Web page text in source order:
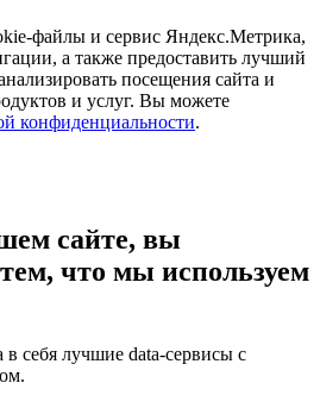
файлы и сервис Яндекс.Метрика,
а также предоставить лучший
посещения сайта и
и услуг. Вы можете
конфиденциальности.
сайте, вы
что мы используем
себя лучшие data-сервисы с